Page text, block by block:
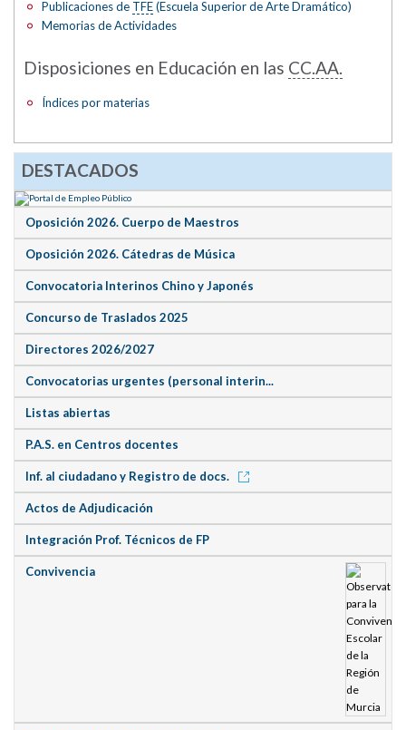
Publicaciones de TFE(Escuela Superior de Arte Dramático)
Memorias de Actividades
Disposiciones en Educación en las CC.AA.
Índices por materias
DESTACADOS
Oposición 2026. Cuerpo de Maestros
Oposición 2026. Cátedras de Música
Convocatoria Interinos Chino y Japonés
Concurso de Traslados 2025
Directores 2026/2027
Convocatorias urgentes (personal interin...
Listas abiertas
P.A.S. en Centros docentes
Inf. al ciudadano y Registro de docs.
Actos de Adjudicación
Integración Prof. Técnicos de FP
Convivencia